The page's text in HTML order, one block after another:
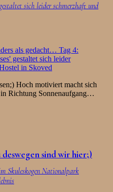
sich leider schmerzhaft und
Hoch motiviert macht sich
Richtung Sonnenaufgang…
sind wir hier;)
Skuleskogen Nationalpark